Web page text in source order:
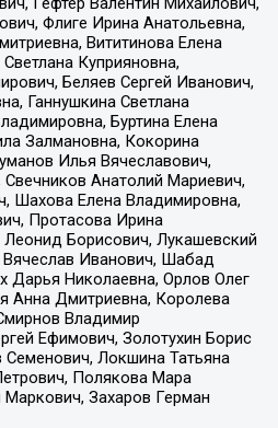
Флиге Ирина Анатольевна,
Вититинова Елена
Куприяновна,
Беляев Сергей Иванович,
Ганнушкина Светлана
Буртина Елена
Залмановна, Кокорина
Илья Вячеславович,
Анатолий Мариевич,
Шахова Елена Владимировна,
Протасова Ирина
Леонид Борисович, Лукашевский
Иванович, Шабад
Дарья Николаевна, Орлов Олег
Анна Дмитриевна, Королева
Владимир
Ефимович, Золотухин Борис
Локшина Татьяна
Полякова Мара
Захаров Герман